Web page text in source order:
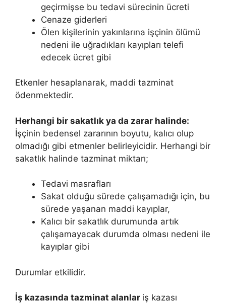
geçirmişse bu tedavi sürecinin ücreti
Cenaze giderleri
Ölen kişilerinin yakınlarına işçinin ölümü
nedeni ile uğradıkları kayıpları telefi
edecek ücret gibi
Etkenler hesaplanarak, maddi tazminat
ödenmektedir.
Herhangi bir sakatlık ya da zarar halinde:
İşçinin bedensel zararının boyutu, kalıcı olup
olmadığı gibi etmenler belirleyicidir. Herhangi bir
sakatlık halinde tazminat miktarı;
Tedavi masrafları
Sakat olduğu sürede çalışamadığı için, bu
sürede yaşanan maddi kayıplar,
Kalıcı bir sakatlık durumunda artık
çalışamayacak durumda olması nedeni ile
kayıplar gibi
Durumlar etkilidir.
İş kazasında tazminat alanlar iş kazası